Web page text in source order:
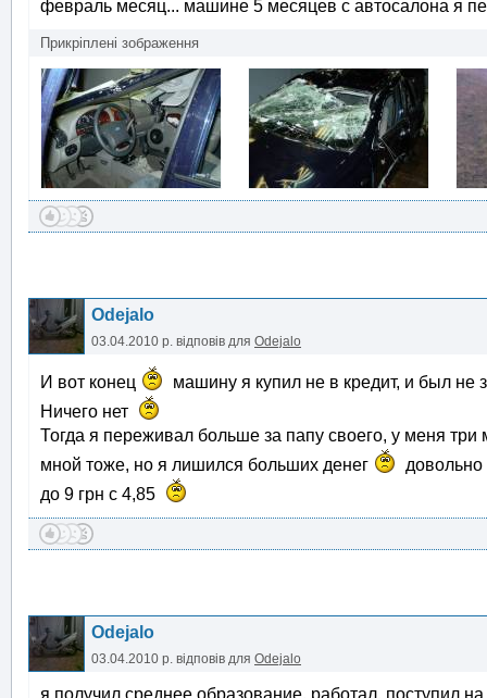
февраль месяц... машине 5 месяцев с автосалона я
Прикріплені зображення
Odejalo
03.04.2010 р. відповів для Odejalo
И вот конец
машину я купил не в кредит, и был не
Ничего нет
Тогда я переживал больше за папу своего, у меня
мной тоже, но я лишился больших денег
до 9 грн с 4,85
Odejalo
03.04.2010 р. відповів для Odejalo
я получил среднее образование, работал, поступил